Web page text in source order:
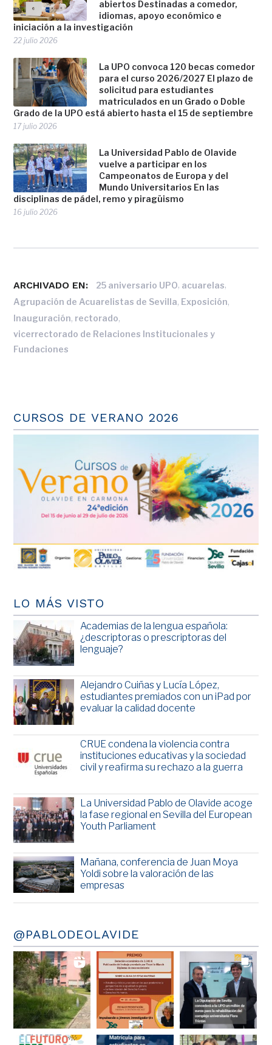
abiertos Destinadas a comedor,
idiomas, apoyo económico e
iniciación a la investigación
22 julio 2026
La UPO convoca 120 becas comedor
para el curso 2026/2027 El plazo de
solicitud para estudiantes
matriculados en un Grado o Doble
Grado de la UPO está abierto hasta el 15 de septiembre
17 julio 2026
La Universidad Pablo de Olavide
vuelve a participar en los
Campeonatos de Europa y del
Mundo Universitarios En las
disciplinas de pádel, remo y piragüismo
16 julio 2026
ARCHIVADO EN: 25 aniversario UPO, acuarelas,
Agrupación de Acuarelistas de Sevilla, Exposición,
Inauguración, rectorado,
vicerrectorado de Relaciones Institucionales y
Fundaciones
CURSOS DE VERANO 2026
LO MÁS VISTO
Academias de la lengua española:
¿descriptoras o prescriptoras del
lenguaje?
Alejandro Cuiñas y Lucía López,
estudiantes premiados con un iPad por
evaluar la calidad docente
CRUE condena la violencia contra
instituciones educativas y la sociedad
civil y reafirma su rechazo a la guerra
La Universidad Pablo de Olavide acoge
la fase regional en Sevilla del European
Youth Parliament
Mañana, conferencia de Juan Moya
Yoldi sobre la valoración de las
empresas
@PABLODEOLAVIDE